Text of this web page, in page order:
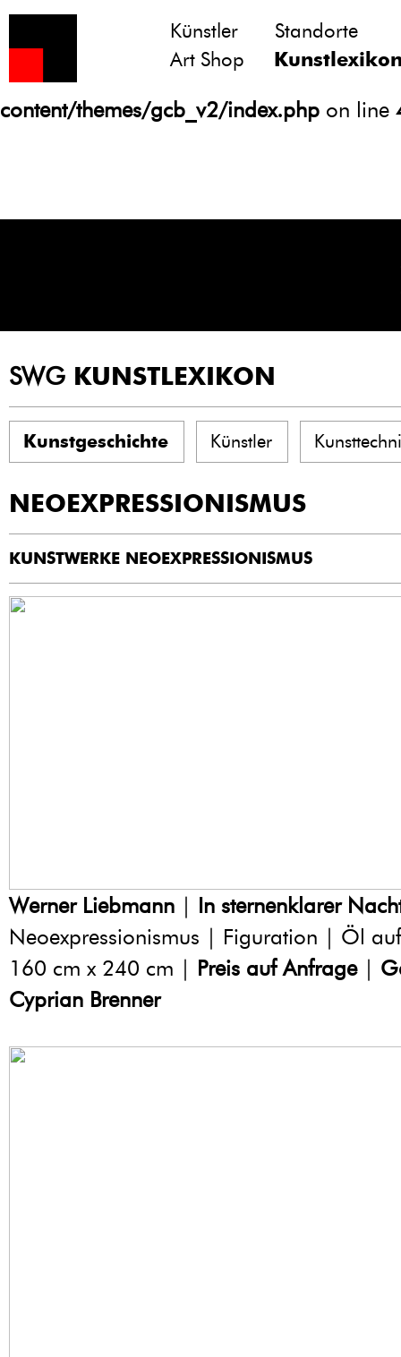
Notice
: Undefined variable: atts in
/homepages/21/d13550920/htdocs/
content/themes/gcb_v2/index.php on line
Künstler
Standorte
Art Shop
SWG KUNSTLEXIKON
Kunstgeschichte Künstler
NEOEXPRESSIONISMUS
KUNSTWERKE NEOEXPRESSIONISMUS
Werner Liebmann | In sternenklarer
Neoexpressionismus | Figuration | Öl
160 cm x 240 cm | Preis auf Anfrage|
Cyprian Brenner